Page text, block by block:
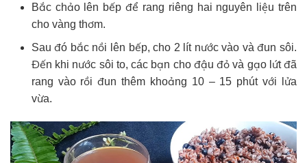
Bắc chảo lên bếp để rang riêng hai nguyên liệu trên
cho vàng thơm.
Sau đó bắc nồi lên bếp, cho 2 lít nước vào và đun sôi.
Đến khi nước sôi to, các bạn cho đậu đỏ và gạo lứt đã
rang vào rồi đun thêm khoảng 10 – 15 phút với lửa
vừa.